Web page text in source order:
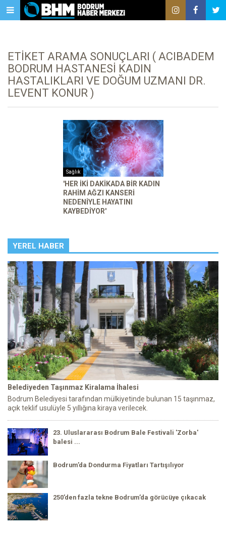
ETIKET ARAMA SONUÇLARI ( ACIBADEM
BODRUM HASTANESI KADIN
HASTALIKLARI VE DOĞUM UZMANI DR.
LEVENT KONUR )
Sağlık
'HER IKI DAKIKADA BIR KADIN
RAHIM AĞZI KANSERI
NEDENIYLE HAYATINI
KAYBEDIYOR'
YEREL HABER
Belediyeden Taşınmaz Kiralama İhalesi
Bodrum Belediyesi tarafından mülkiyetinde bulunan 15 taşınmaz,
açık teklif usulüyle 5 yıllığına kiraya verilecek.
23. Uluslararası Bodrum Bale Festivali 'Zorba'
balesi ...
Bodrum’da Dondurma Fiyatları Tartışılıyor
250’den fazla tekne Bodrum’da görücüye çıkacak